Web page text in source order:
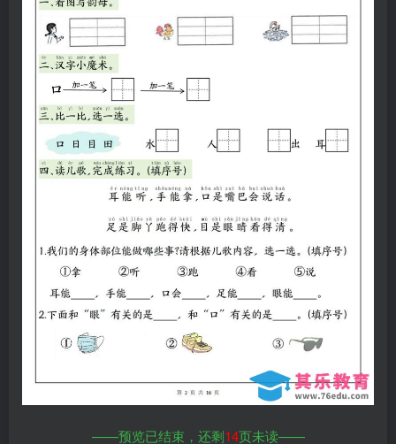
——预览已结束，还剩14页未读——